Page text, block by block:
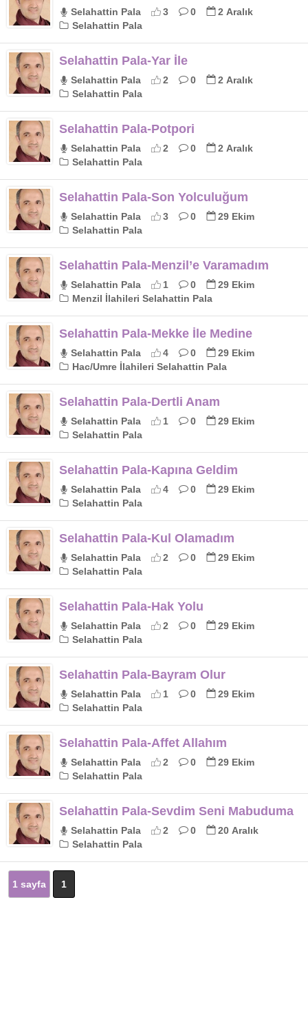
Selahattin Pala 3 0
2 Aralık
Selahattin Pala
Selahattin Pala-Yar İle
Selahattin Pala 2 0
2 Aralık
Selahattin Pala
Selahattin Pala-Potpori
Selahattin Pala 2 0
2 Aralık
Selahattin Pala
Selahattin Pala-Son Yolculuğum
Selahattin Pala 3 0
29 Ekim
Selahattin Pala
Selahattin Pala-Menzil’e Varamadım
Selahattin Pala 1 0
29 Ekim
Menzil İlahileri Selahattin Pala
Selahattin Pala-Mekke İle Medine
Selahattin Pala 4 0
29 Ekim
Hac/Umre İlahileri Selahattin Pala
Selahattin Pala-Dertli Anam
Selahattin Pala 1 0
29 Ekim
Selahattin Pala
Selahattin Pala-Kapına Geldim
Selahattin Pala 4 0
29 Ekim
Selahattin Pala
Selahattin Pala-Kul Olamadım
Selahattin Pala 2 0
29 Ekim
Selahattin Pala
Selahattin Pala-Hak Yolu
Selahattin Pala 2 0
29 Ekim
Selahattin Pala
Selahattin Pala-Bayram Olur
Selahattin Pala 1 0
29 Ekim
Selahattin Pala
Selahattin Pala-Affet Allahım
Selahattin Pala 2 0
29 Ekim
Selahattin Pala
Selahattin Pala-Sevdim Seni Mabuduma
Selahattin Pala 2 0
20 Aralık
Selahattin Pala
1 sayfa 1